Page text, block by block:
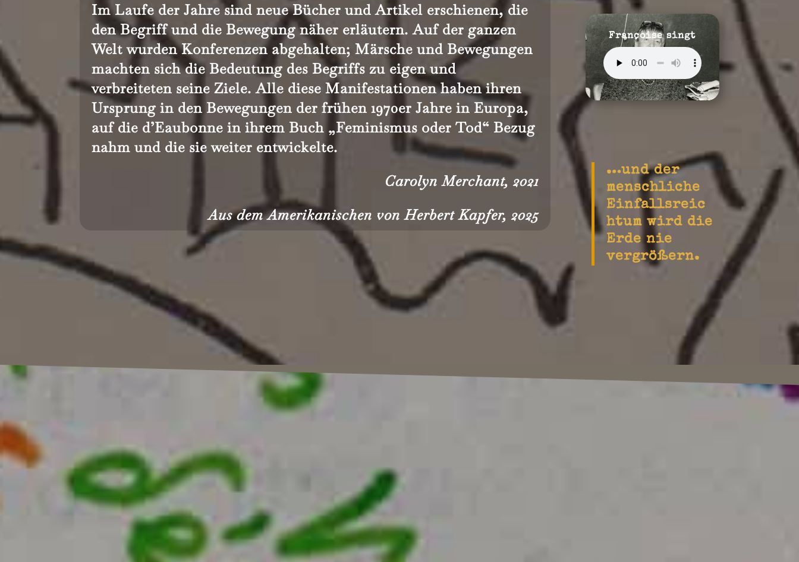
Im Laufe der Jahre sind neue Bücher und Artikel erschienen, die
den Begriff und die Bewegung näher erläutern. Auf der ganzen
Welt wurden Konferenzen abgehalten; Märsche und Bewegungen
machten sich die Bedeutung des Begriffs zu eigen und
verbreiteten seine Ziele. Alle diese Manifestationen haben ihren
Ursprung in den Bewegungen der frühen 1970er Jahre in Europa,
auf die d’Eaubonne in ihrem Buch „Feminismus oder Tod“ Bezug
nahm und die sie weiter entwickelte.
Carolyn Merchant, 2021
Aus dem Amerikanischen von Herbert Kapfer, 2025
Françoise singt
…und der
menschliche
Einfallsreic
htum wird die
Erde nie
vergrößern.